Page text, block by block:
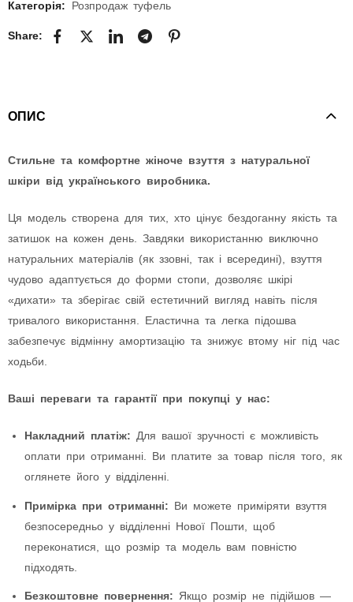
Категорія: Розпродаж туфель
Share:
ОПИС
Стильне та комфортне жіноче взуття з натуральної
шкіри від українського виробника.
Ця модель створена для тих, хто цінує бездоганну якість та
затишок на кожен день. Завдяки використанню виключно
натуральних матеріалів (як ззовні, так і всередині), взуття
чудово адаптується до форми стопи, дозволяє шкірі
«дихати» та зберігає свій естетичний вигляд навіть після
тривалого використання. Еластична та легка підошва
забезпечує відмінну амортизацію та знижує втому ніг під час
ходьби.
Ваші переваги та гарантії при покупці у нас:
Накладний платіж: Для вашої зручності є можливість
оплати при отриманні. Ви платите за товар після того, як
оглянете його у відділенні.
Примірка при отриманні: Ви можете приміряти взуття
безпосередньо у відділенні Нової Пошти, щоб
переконатися, що розмір та модель вам повністю
підходять.
Безкоштовне повернення: Якщо розмір не підійшов —